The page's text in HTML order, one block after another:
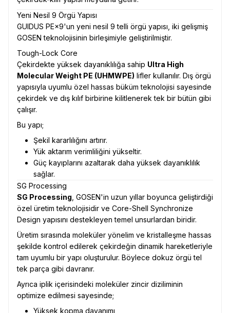
Yeni Nesil 9 Örgü Yapısı
GUIDUS PE×9'un yeni nesil 9 telli örgü yapısı, iki gelişmiş
GOSEN teknolojisinin birleşimiyle geliştirilmiştir.
Tough-Lock Core
Çekirdekte yüksek dayanıklılığa sahip Ultra High
Molecular Weight PE (UHMWPE) lifler kullanılır. Dış örgü
yapısıyla uyumlu özel hassas büküm teknolojisi sayesinde
çekirdek ve dış kılıf birbirine kilitlenerek tek bir bütün gibi
çalışır.
Bu yapı;
Şekil kararlılığını artırır.
Yük aktarım verimliliğini yükseltir.
Güç kayıplarını azaltarak daha yüksek dayanıklılık
sağlar.
SG Processing
SG Processing , GOSEN'in uzun yıllar boyunca geliştirdiği
özel üretim teknolojisidir ve Core-Shell Synchronize
Design yapısını destekleyen temel unsurlardan biridir.
Üretim sırasında moleküler yönelim ve kristalleşme hassas
şekilde kontrol edilerek çekirdeğin dinamik hareketleriyle
tam uyumlu bir yapı oluşturulur. Böylece dokuz örgü tel
tek parça gibi davranır.
Ayrıca iplik içerisindeki moleküler zincir diziliminin
optimize edilmesi sayesinde;
Yüksek kopma dayanımı,